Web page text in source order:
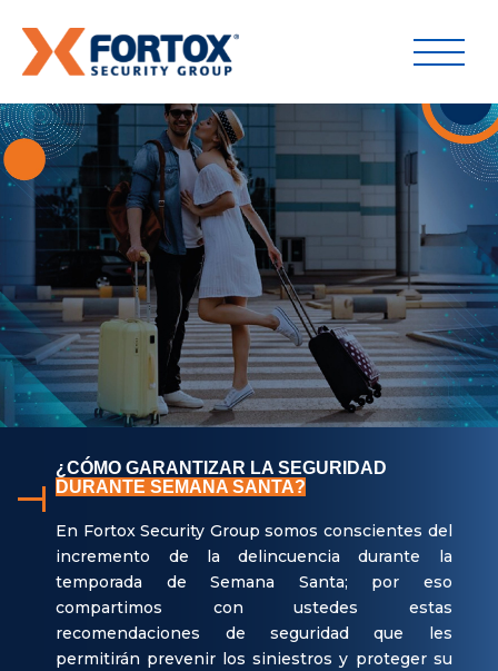
¿CÓMO GARANTIZAR LA SEGURIDAD
DURANTE SEMANA SANTA?
En Fortox Security Group somos conscientes del
incremento de la delincuencia durante la
temporada de Semana Santa; por eso
compartimos con ustedes estas
recomendaciones de seguridad que les
permitirán prevenir los siniestros y proteger su